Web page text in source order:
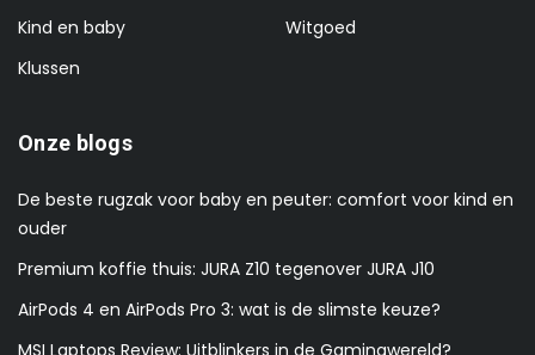
Kind en baby
Klussen
Witgoed
Onze blogs
De beste rugzak voor baby en peuter: comfort voor kind en
ouder
Premium koffie thuis: JURA Z10 tegenover JURA J10
AirPods 4 en AirPods Pro 3: wat is de slimste keuze?
MSI Laptops Review: Uitblinkers in de Gamingwereld?